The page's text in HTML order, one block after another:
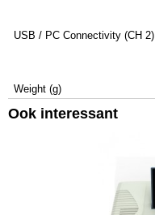
USB / PC Connectivity (CH 2)
Weight (g)
Ook interessant